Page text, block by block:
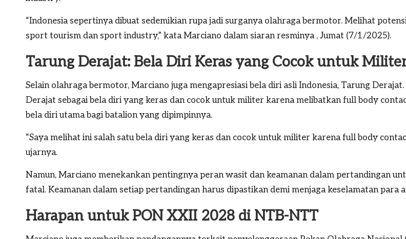
“Indonesia sepertinya dibuat sedemikian rupa jadi surganya olahraga bermotor. Melihat
sport tourism dan sport industry,” kata Marciano dalam siaran resminya , Jumat (7/1/2025).
Tarung Derajat: Bela Diri Keras yang Cocok untuk
Selain olahraga bermotor, Marciano juga mengapresiasi bela diri asli Indonesia, Tarung
Derajat sebagai bela diri yang keras dan cocok untuk militer karena melibatkan full body
bela diri utama bagi batalion yang dipimpinnya.
“Saya melihat ini salah satu bela diri yang keras dan cocok untuk militer karena full body
ujarnya.
Namun, Marciano menekankan pentingnya peran wasit dan keamanan dalam pertandingan
fatal. Keamanan dalam setiap pertandingan harus dipastikan demi menjaga keselamatan para
Harapan untuk PON XXII 2028 di NTB-NTT